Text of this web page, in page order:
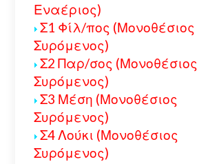
Εναέριος)
Σ1 Φίλ/πος (Μονοθέσιος
Συρόμενος)
Σ2 Παρ/σος (Μονοθέσιος
Συρόμενος)
Σ3 Μέση (Μονοθέσιος
Συρόμενος)
Σ4 Λούκι (Μονοθέσιος
Συρόμενος)